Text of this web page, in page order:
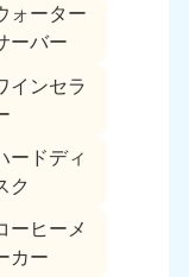
ォーター
ーバー
インセラ
ードディ
ク
ーヒーメ
カー
5276
年中無休
年中無休
5272
年中無休